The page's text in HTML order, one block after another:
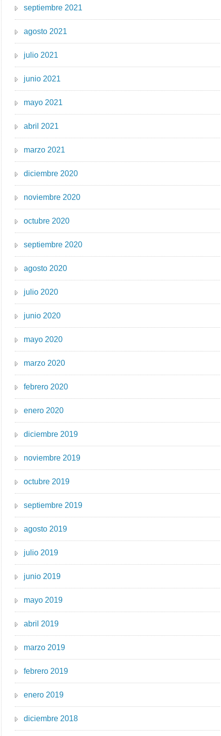
septiembre 2021
agosto 2021
julio 2021
junio 2021
mayo 2021
abril 2021
marzo 2021
diciembre 2020
noviembre 2020
octubre 2020
septiembre 2020
agosto 2020
julio 2020
junio 2020
mayo 2020
marzo 2020
febrero 2020
enero 2020
diciembre 2019
noviembre 2019
octubre 2019
septiembre 2019
agosto 2019
julio 2019
junio 2019
mayo 2019
abril 2019
marzo 2019
febrero 2019
enero 2019
diciembre 2018